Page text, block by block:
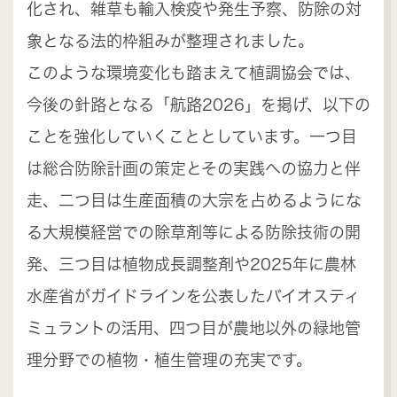
化され、雑草も輸入検疫や発生予察、防除の対
象となる法的枠組みが整理されました。
このような環境変化も踏まえて植調協会では、
今後の針路となる「航路2026」を掲げ、以下の
ことを強化していくこととしています。一つ目
は総合防除計画の策定とその実践への協力と伴
走、二つ目は生産面積の大宗を占めるようにな
る大規模経営での除草剤等による防除技術の開
発、三つ目は植物成長調整剤や2025年に農林
水産省がガイドラインを公表したバイオスティ
ミュラントの活用、四つ目が農地以外の緑地管
理分野での植物・植生管理の充実です。